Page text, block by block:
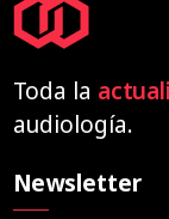
Toda la
audiología.
Newsletter